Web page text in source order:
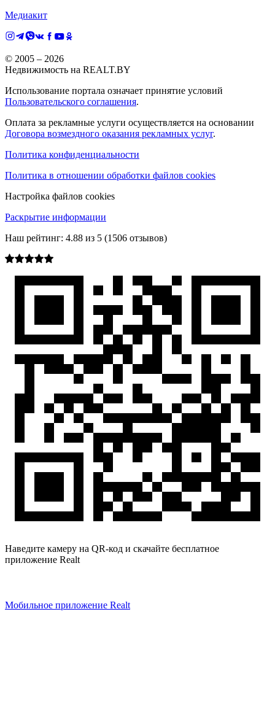
Медиакит
© 2005 – 2026
Недвижимость на REALT.BY
Использование портала означает принятие условий
Пользовательского соглашения.
Оплата за рекламные услуги осуществляется на основании
Договора возмездного оказания рекламных услуг.
Политика конфиденциальности
Политика в отношении обработки файлов cookies
Настройка файлов cookies
Раскрытие информации
Наш рейтинг: 4.88 из 5 (1506 отзывов)
Наведите камеру на QR-код и скачайте бесплатное
приложение Realt
Мобильное приложение Realt